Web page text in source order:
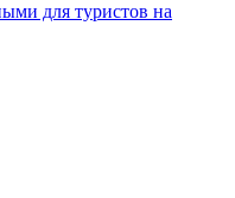
для туристов на